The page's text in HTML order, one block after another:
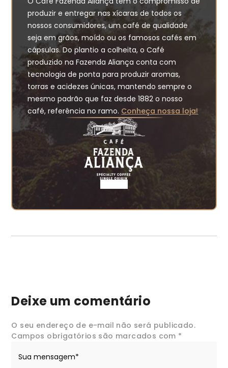
produzir e entregar nas xícaras de todos os
nossos consumidores, um café de qualidade
seja em grãos, moído ou os famosos cafés em
cápsulas. Do plantio a colheita, o Café
produzido na Fazenda Aliança conta com
tecnologia de ponta para produzir aromas,
torras e acidezes únicas, mantendo sempre o
mesmo padrão que faz desde 1882 o nosso
café, referência no ramo. Conheça nossa loja!
Deixe um comentário
O seu endereço de e-mail não será publicado.
Campos obrigatórios são marcados com *